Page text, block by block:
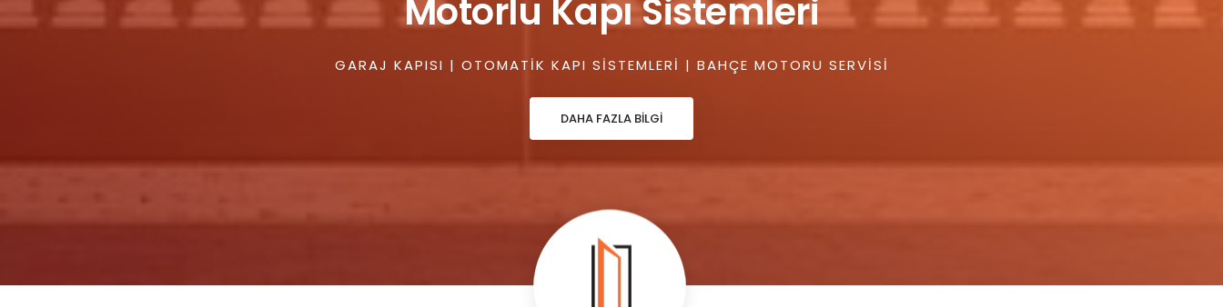
Motorlu Kapı Sistemleri
GARAJ KAPISI | OTOMATIK KAPI SISTEMLERI | BAHÇE MOTORU SERVISI
DAHA FAZLA BİLGİ